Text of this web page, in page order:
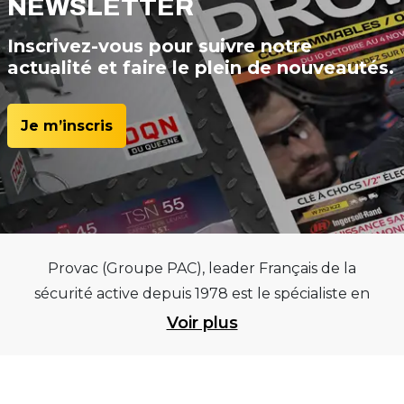
NEWSLETTER
Inscrivez-vous pour suivre notre
actualité et faire le plein de nouveautés.
Je m’inscris
Provac (Groupe PAC), leader Français de la
sécurité active depuis 1978 est le spécialiste en
équipements pour garages et centres
Voir plus